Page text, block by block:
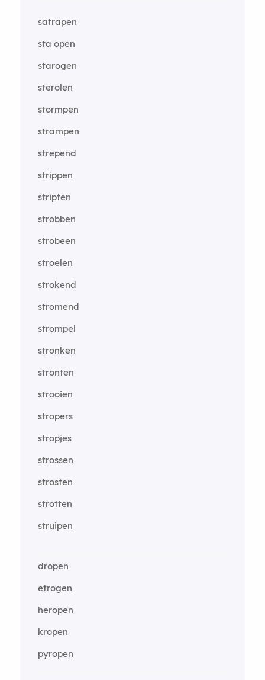
satrapen
sta open
starogen
sterolen
stormpen
strampen
strepend
strippen
stripten
strobben
strobeen
stroelen
strokend
stromend
strompel
stronken
stronten
strooien
stropers
stropjes
strossen
strosten
strotten
struipen
dropen
etrogen
heropen
kropen
pyropen